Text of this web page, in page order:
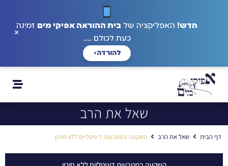
חדש! האפליקציה של בית ההוראה אפיקי מים זמינה
כעת לכולם ....
להורדה›
×
שאל את הרב
דף הבית שאל את הרב השקעה במטבעות דיגיטליים ללא סיכון